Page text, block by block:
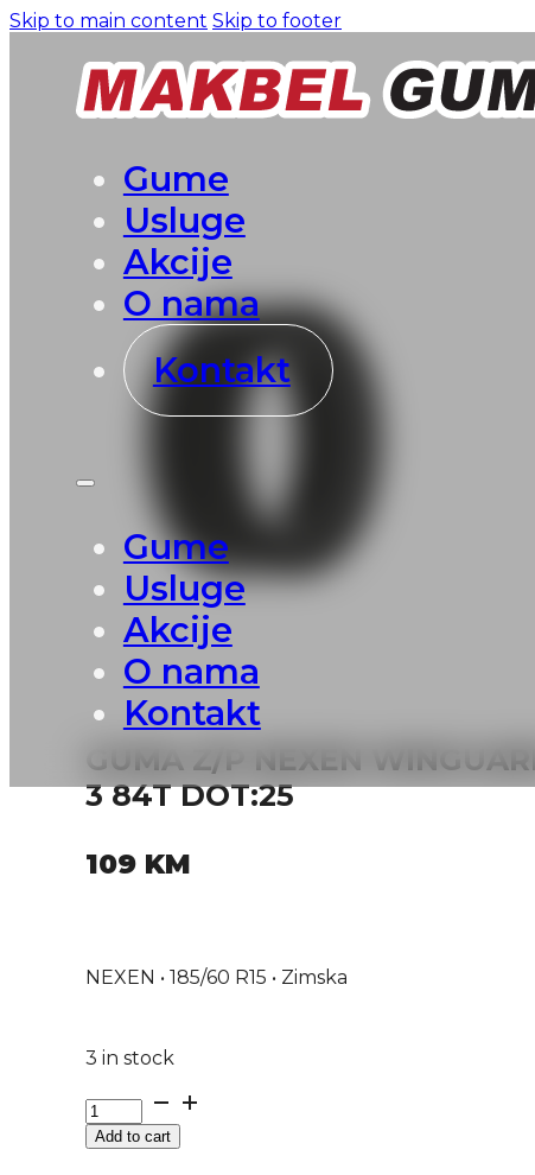
Skip to main content Skip to footer
Gume
Usluge
Akcije
O nama
Kontakt
Gume
Usluge
Akcije
O nama
Kontakt
GUMA Z/P NEXEN
3 84T DOT:25
109 KM
NEXEN • 185/60 R15 • Zimska
3 in stock
GUMA
Z/P
NEXEN
Add to cart